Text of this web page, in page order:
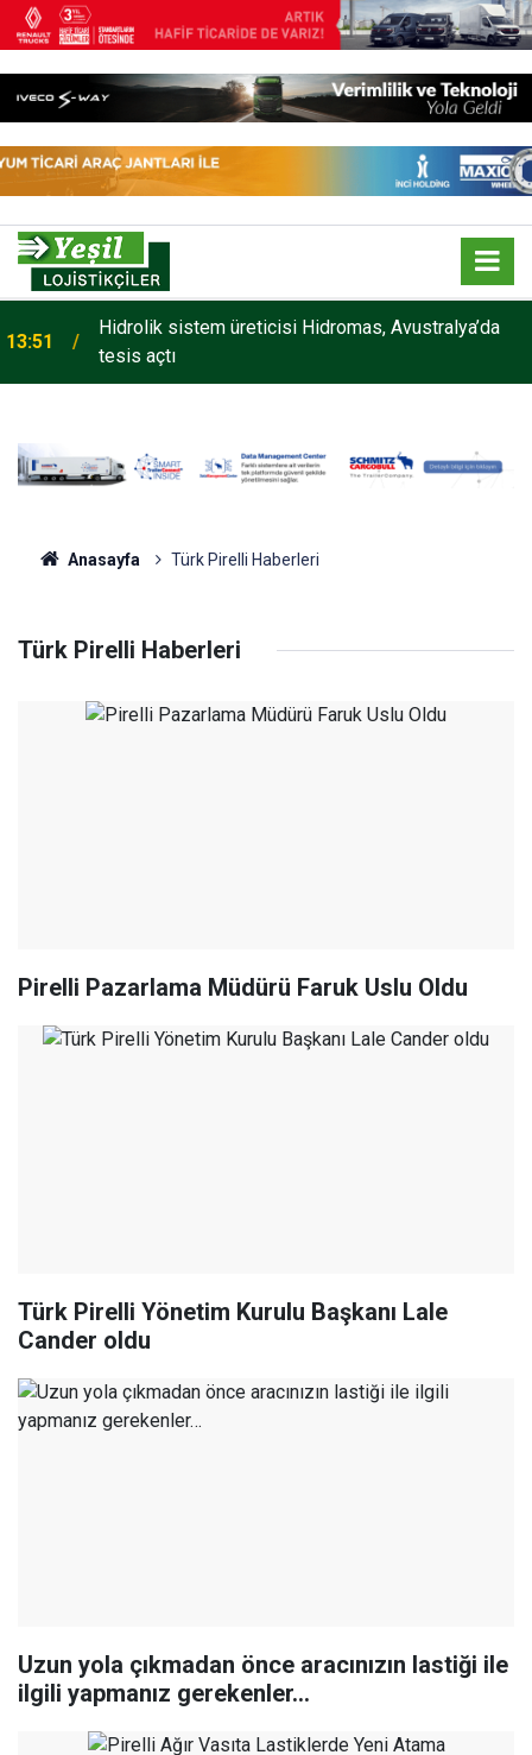
13:51
Hidrolik sistem üreticisi Hidromas, Avustralya’da
tesis açtı
Anasayfa Türk Pirelli Haberleri
Türk Pirelli Haberleri
Pirelli Pazarlama Müdürü Faruk Uslu Oldu
Türk Pirelli Yönetim Kurulu Başkanı Lale
Cander oldu
Uzun yola çıkmadan önce aracınızın lastiği ile
ilgili yapmanız gerekenler…